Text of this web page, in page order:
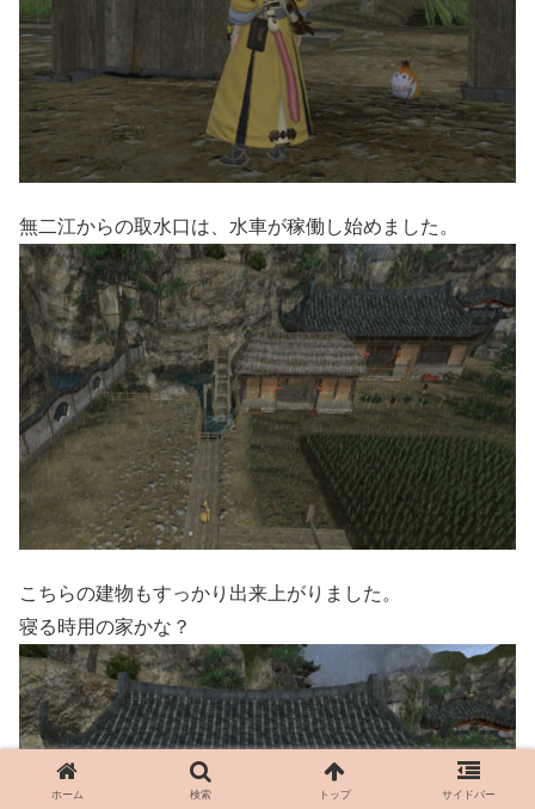
無二江からの取水口は、水車が稼働し始めました。
こちらの建物もすっかり出来上がりました。
寝る時用の家かな？
ホーム 検索 トップ サイドバー